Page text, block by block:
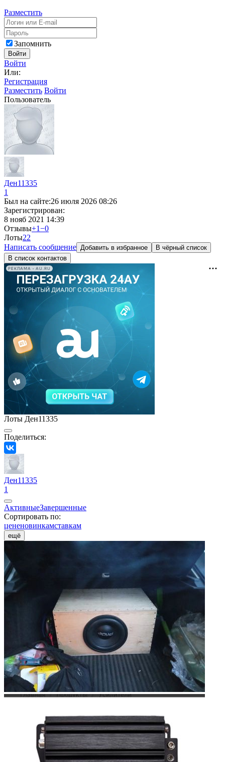
Разместить
Запомнить
Войти
Войти
Или:
Регистрация
Разместить Войти
Пользователь
Ден11335
1
Был на сайте:26 июля 2026 08:26
Зарегистрирован:
8 нояб 2021 14:39
Отзывы+1−0
Лоты22
Написать сообщение Добавить в избранное
В чёрный список
В список контактов
РЕКЛАМА • AU.RU
Лоты Ден11335
Поделиться:
Ден11335
1
АктивныеЗавершенные
Сортировать по:
цененовинкамставкам
ещё